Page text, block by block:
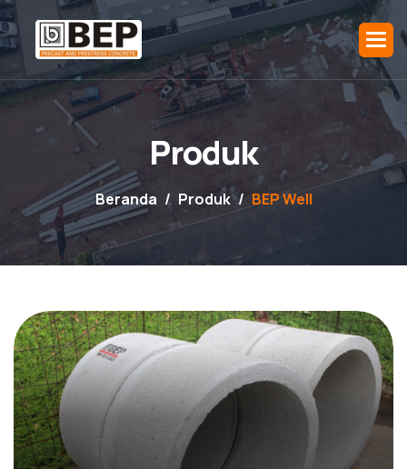
Produk
Beranda Produk BEP Well